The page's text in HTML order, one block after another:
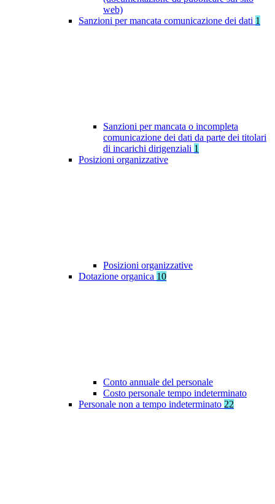
web)
Sanzioni per mancata comunicazione dei dati 1
Sanzioni per mancata o incompleta
comunicazione dei dati da parte dei titolari
di incarichi dirigenziali 1
Posizioni organizzative
Posizioni organizzative
Dotazione organica 10
Conto annuale del personale
Costo personale tempo indeterminato
Personale non a tempo indeterminato 22